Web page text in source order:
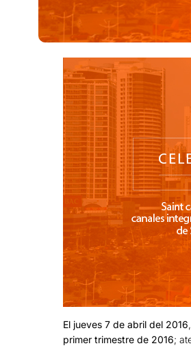
El jueves 7 de abril del 2016
primer trimestre de 2016;